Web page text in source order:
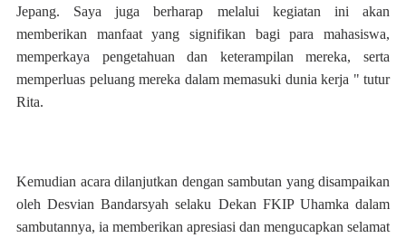
Jepang. Saya juga berharap melalui kegiatan ini akan
memberikan manfaat yang signifikan bagi para mahasiswa,
memperkaya pengetahuan dan keterampilan mereka, serta
memperluas peluang mereka dalam memasuki dunia kerja " tutur
Rita.
Kemudian acara dilanjutkan dengan sambutan yang disampaikan
oleh Desvian Bandarsyah selaku Dekan FKIP Uhamka dalam
sambutannya, ia memberikan apresiasi dan mengucapkan selamat